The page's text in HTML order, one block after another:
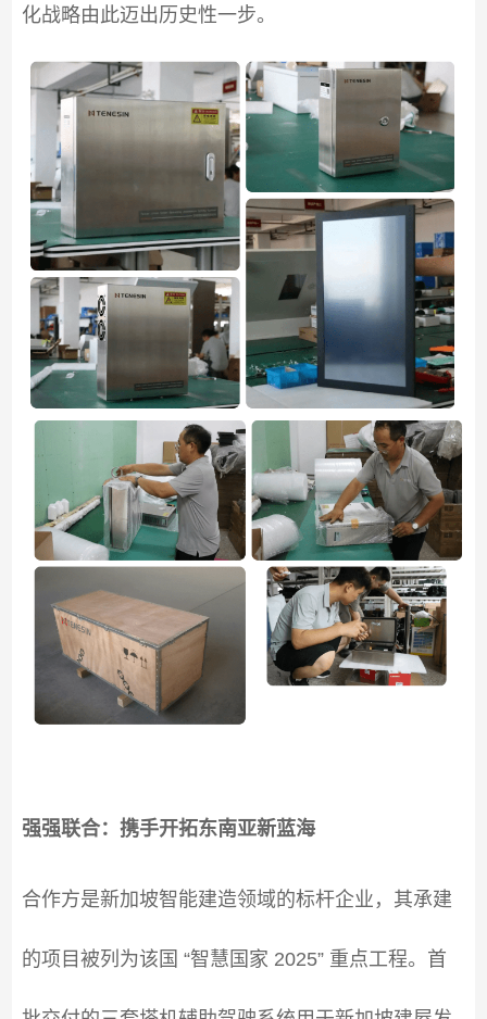
化战略由此迈出历史性一步。
强强联合：携手开拓东南亚新蓝海
合作方是新加坡智能建造领域的标杆企业，其承建
的项目被列为该国 “智慧国家 2025” 重点工程。首